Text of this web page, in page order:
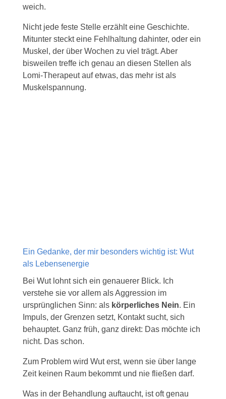
weich.
Nicht jede feste Stelle erzählt eine Geschichte.
Mitunter steckt eine Fehlhaltung dahinter, oder ein
Muskel, der über Wochen zu viel trägt. Aber
bisweilen treffe ich genau an diesen Stellen als
Lomi-Therapeut auf etwas, das mehr ist als
Muskelspannung.
Ein Gedanke, der mir besonders wichtig ist: Wut
als Lebensenergie
Bei Wut lohnt sich ein genauerer Blick. Ich
verstehe sie vor allem als Aggression im
ursprünglichen Sinn: als körperliches Nein. Ein
Impuls, der Grenzen setzt, Kontakt sucht, sich
behauptet. Ganz früh, ganz direkt: Das möchte ich
nicht. Das schon.
Zum Problem wird Wut erst, wenn sie über lange
Zeit keinen Raum bekommt und nie fließen darf.
Was in der Behandlung auftaucht, ist oft genau